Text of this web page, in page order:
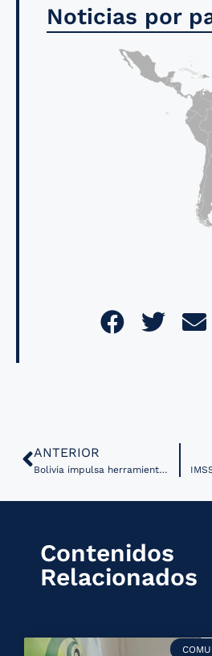
Noticias por
ANTERIOR
Bolivia impulsa herramientas para la gestión de datos en salud pública y análisis geoespacial
Contenidos
Relacionados